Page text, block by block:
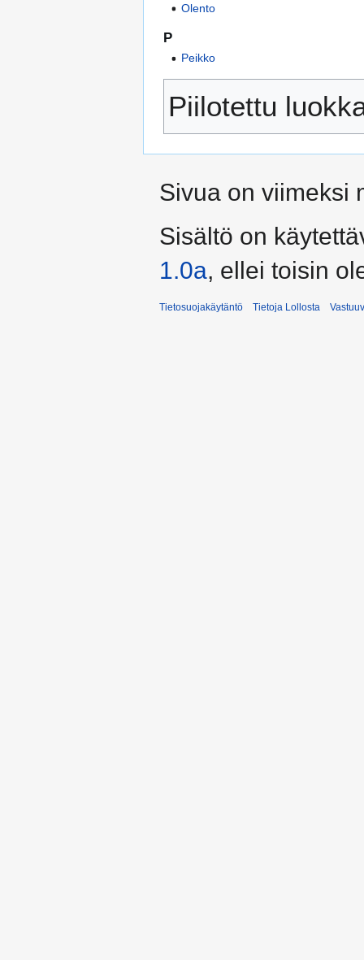
Olento
P
Peikko
Piilotettu
Sivua on viimeksi
Sisältö on
1.0a, ellei toisin
Tietosuojakäytäntö Tietoja Lollosta